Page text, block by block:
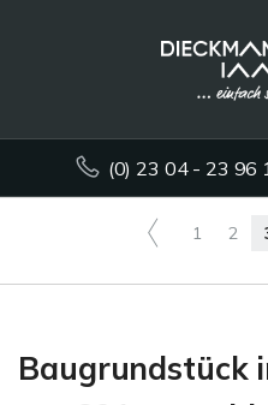
(0) 23 04 - 23 96
1 2
Baugrundstück